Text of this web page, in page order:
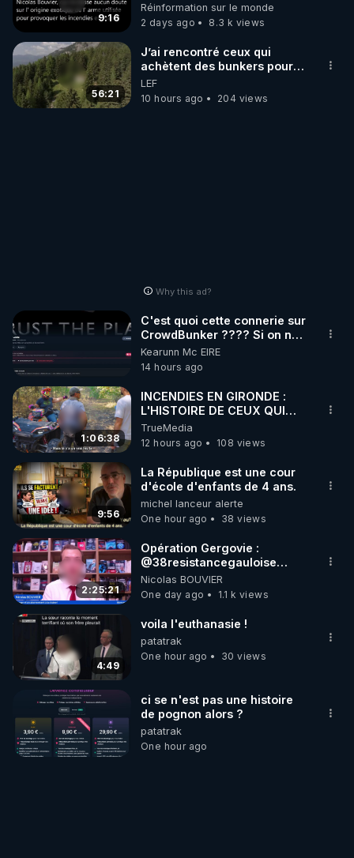
9:16
débuté le 11 septembre 2001
?
Réinformation sur le monde
2 days ago
8.3 k views
56:21
J’ai rencontré ceux qui
achètent des bunkers pour
survivre à la fin du monde
LEF
10 hours ago
204 views
Why this ad?
C'est quoi cette connerie sur
CrowdBunker ???? Si on ne
peut plus publier, c'est un
peu de la censure. Ne payez
pas les boucliers pour voir
mes vidéos, c'est une
arnaque parce que ma
chaine et mon travail sont
gratuits. Je préfère la voir
mourir que de voir mes
CrowdBunker s'est tiré une
balle dans le pied sans nos
chaines CrowdBunker n'est
plus rien. Migrez vers les
Odysee, et Tik-Tok", je vous
mettrai les liens en
commentaires. Bisous la
famille.
Kearunn Mc EIRE
14 hours ago
1:06:38
INCENDIES EN GIRONDE :
L'HISTOIRE DE CEUX QUI
SONT RESTÉS
TrueMedia
12 hours ago
108 views
9:56
La République est une cour
d'école d'enfants de 4 ans.
michel lanceur alerte
One hour ago
38 views
2:25:21
Opération Gergovie :
‪@38resistancegauloise‬
‪@MarionSigautOfficiel‬
‪@gladysriifard5710‬ Laëtitia
Nicolas BOUVIER
One day ago
1.1 k views
4:49
voila l'euthanasie !
patatrak
One hour ago
30 views
ci se n'est pas une histoire
de pognon alors ?
patatrak
One hour ago